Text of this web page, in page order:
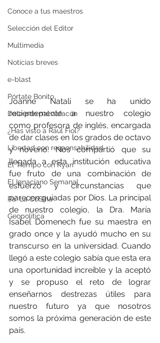
Conoce a tus maestros
Selección del Editor
Multimedia
Noticias breves
e-blast
Pórtate Bonito
Dale pon pal zafacón
¿Has visto a Raúl Fiol?
Libertad con responsabilidad
El Tiempo con Ryan
El Ignaciano Semanal
Pa' La CoSIna
Geopolítica
Joanne Natali se ha unido
recientemente a nuestro colegio
como profesora de inglés, encargada
de dar clases en los grados de octavo
y noveno. Nos compartió que su
llegada a esta institución educativa
fue fruto de una combinación de
esfuerzo y circunstancias que
parecen guiadas por Dios. La principal
de nuestro colegio, la Dra. María
Isabel Domenech fue su maestra en
grado once y la ayudó mucho en su
transcurso en la universidad. Cuando
llegó a este colegio sabía que esta era
una oportunidad increíble y la aceptó
y se propuso el reto de lograr
enseñarnos destrezas útiles para
nuestro futuro ya que nosotros
somos la próxima generación de este
país.